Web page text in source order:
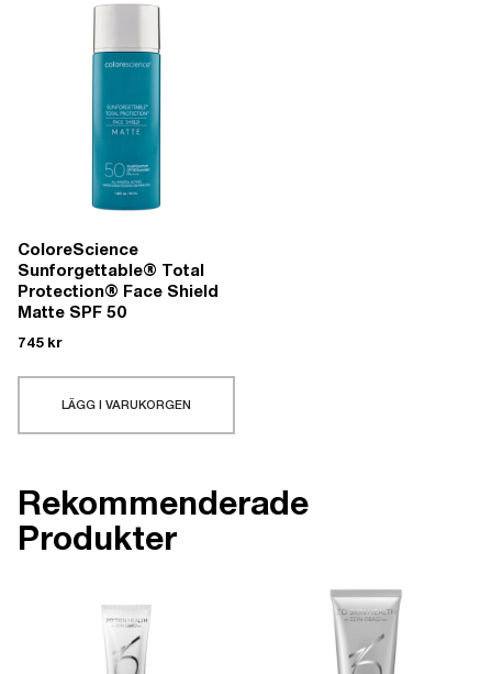
ColoreScience
Sunforgettable® Total
Protection® Face Shield
Matte SPF 50
745 kr
LÄGG I VARUKORGEN
Rekommenderade
Produkter